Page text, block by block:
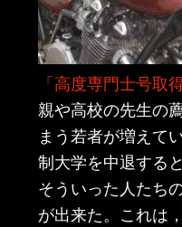
移
動
動
「高度専門士号取
親や高校の先生の
まう若者が増えて
制大学を中退すると
そういった人たち
が出来た。これは